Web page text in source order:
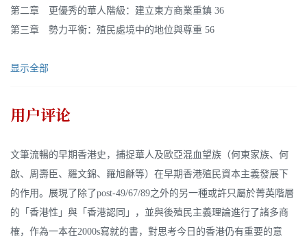
第二章 更優秀的華人階級：建立東方商業重鎮 36
第三章 勢力平衡：殖民處境中的地位與尊重 56
显示全部
用户评论
文筆流暢的早期香港史，捕捉華人及歐亞混血望族（何東家族、何
啟、周壽臣、羅文錦、羅旭龢等）在早期香港殖民資本主義發展下
的作用。展現了除了post-49/67/89之外的另一種或許只屬於菁英階層
的「香港性」與「香港認同」，並與後殖民主義理論進行了諸多商
榷，作為一本在2000s寫就的書，對思考今日的香港仍有重要的意